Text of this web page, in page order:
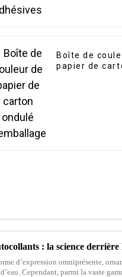
Boîte de
papier de
d’expression omniprésente,
designs et